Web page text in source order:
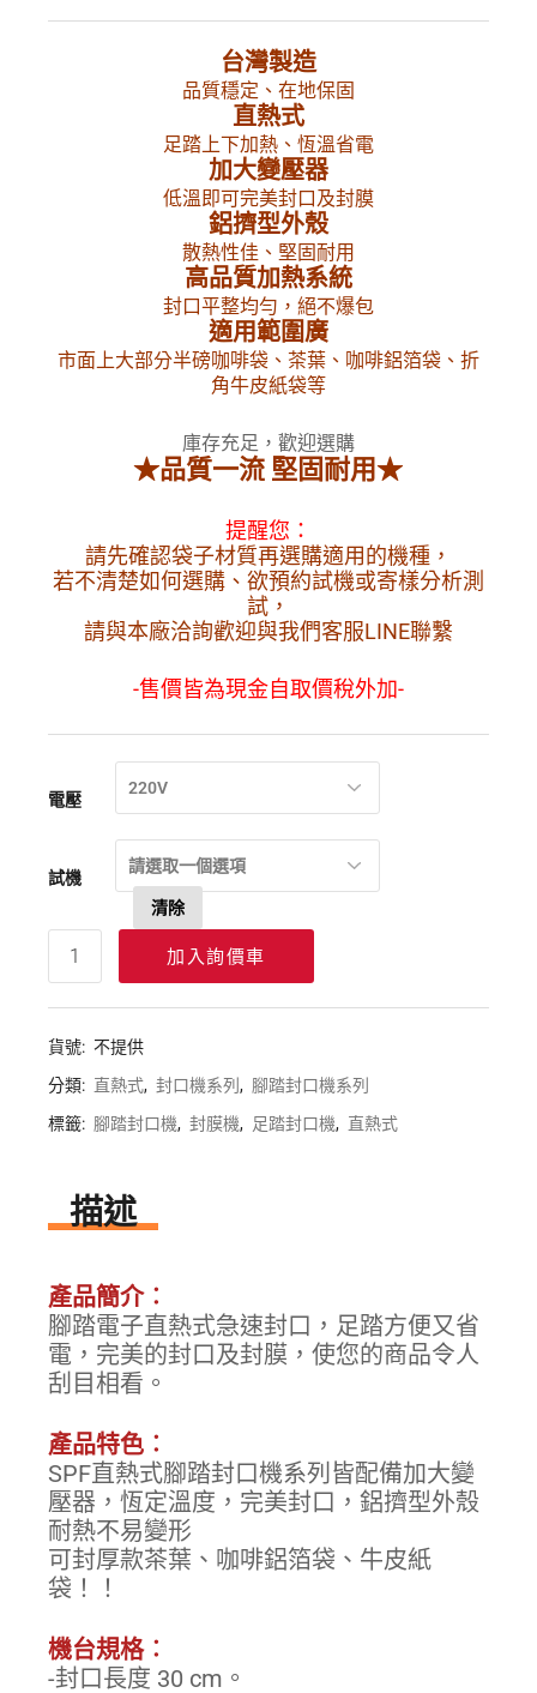
台灣製造
品質穩定、在地保固
直熱式
足踏上下加熱、恆溫省電
加大變壓器
低溫即可完美封口及封膜
鋁擠型外殼
散熱性佳、堅固耐用
高品質加熱系統
封口平整均勻，絕不爆包
適用範圍廣
市面上大部分半磅咖啡袋、茶葉、咖啡鋁箔袋、折
角牛皮紙袋等
庫存充足，歡迎選購
★品質一流 堅固耐用★
提醒您：
請先確認袋子材質再選購適用的機種，
若不清楚如何選購、欲預約試機或寄樣分析測
試，
請與本廠洽詢歡迎與我們客服LINE聯繫
-售價皆為現金自取價稅外加-
電壓
220V
試機
請選取一個選項
清除
加入詢價車
貨號: 不提供
分類: 直熱式, 封口機系列, 腳踏封口機系列
標籤: 腳踏封口機, 封膜機, 足踏封口機, 直熱式
描述
產品簡介︰
腳踏電子直熱式急速封口，足踏方便又省
電，完美的封口及封膜，使您的商品令人
刮目相看。
產品特色︰
SPF直熱式腳踏封口機系列皆配備加大變
壓器，恆定溫度，完美封口，鋁擠型外殼
耐熱不易變形
可封厚款茶葉、咖啡鋁箔袋、牛皮紙
袋！！
機台規格︰
-封口長度 30 cm。